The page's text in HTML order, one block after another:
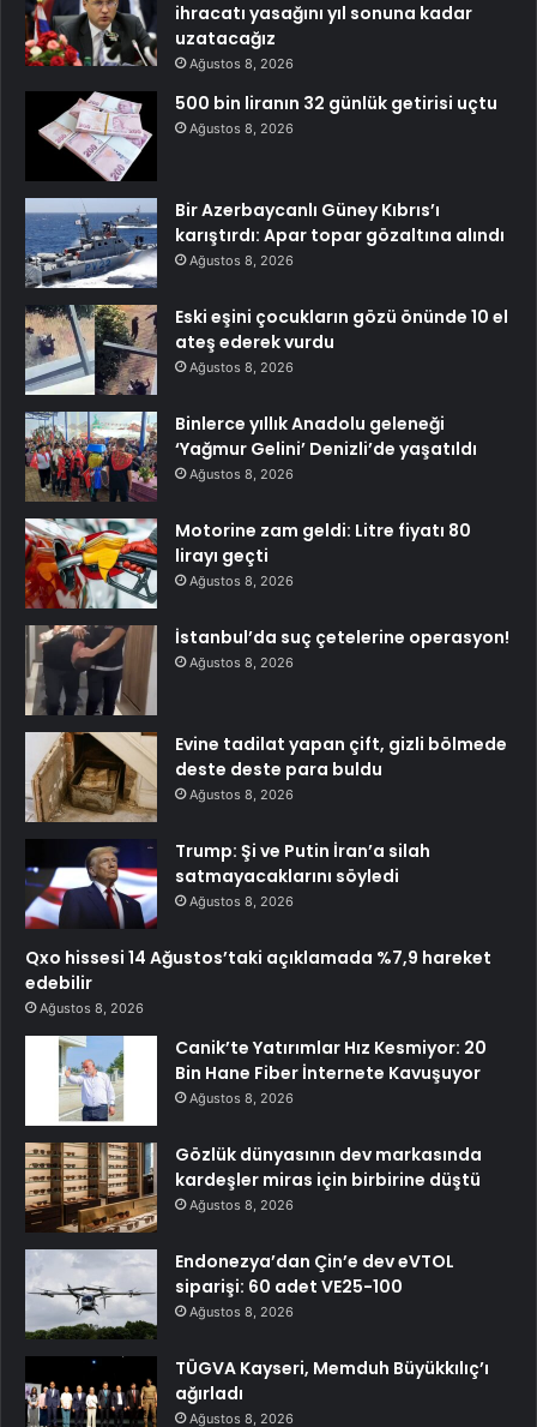
ihracatı yasağını yıl sonuna kadar
uzatacağız
Ağustos 8, 2026
500 bin liranın 32 günlük getirisi uçtu
Ağustos 8, 2026
Bir Azerbaycanlı Güney Kıbrıs’ı
karıştırdı: Apar topar gözaltına alındı
Ağustos 8, 2026
Eski eşini çocukların gözü önünde 10 el
ateş ederek vurdu
Ağustos 8, 2026
Binlerce yıllık Anadolu geleneği
‘Yağmur Gelini’ Denizli’de yaşatıldı
Ağustos 8, 2026
Motorine zam geldi: Litre fiyatı 80
lirayı geçti
Ağustos 8, 2026
İstanbul’da suç çetelerine operasyon!
Ağustos 8, 2026
Evine tadilat yapan çift, gizli bölmede
deste deste para buldu
Ağustos 8, 2026
Trump: Şi ve Putin İran’a silah
satmayacaklarını söyledi
Ağustos 8, 2026
Qxo hissesi 14 Ağustos’taki açıklamada %7,9 hareket
edebilir
Ağustos 8, 2026
Canik’te Yatırımlar Hız Kesmiyor: 20
Bin Hane Fiber İnternete Kavuşuyor
Ağustos 8, 2026
Gözlük dünyasının dev markasında
kardeşler miras için birbirine düştü
Ağustos 8, 2026
Endonezya’dan Çin’e dev eVTOL
siparişi: 60 adet VE25-100
Ağustos 8, 2026
TÜGVA Kayseri, Memduh Büyükkılıç’ı
ağırladı
Ağustos 8, 2026